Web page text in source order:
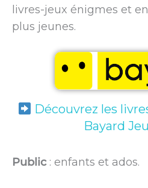
livres-jeux énigmes et
plus jeunes.
Découvrez les
Bayard
Public: enfants et ados.